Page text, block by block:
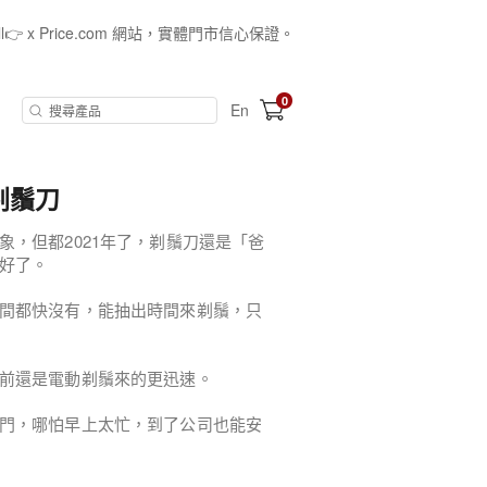
x Price.com 網站，實體門市信心保證。
En 0
鬚刀
，但都2021年了，剃鬚刀還是「爸
了。
都快沒有，能抽出時間來剃鬚，只
還是電動剃鬚來的更迅速。
，哪怕早上太忙，到了公司也能安